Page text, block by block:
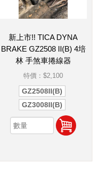
新上市!! TICA DYNA
BRAKE GZ2508 II(B) 4培
林 手煞車捲線器
特價： $2,100
GZ2508II(B)
GZ3008II(B)